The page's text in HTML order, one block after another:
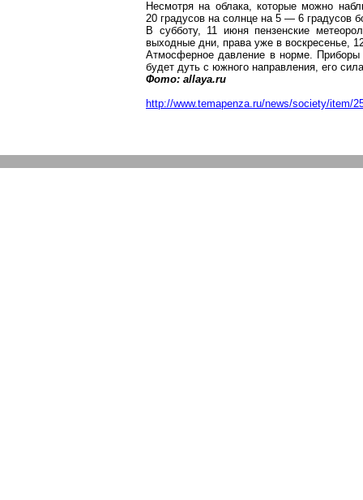
Несмотря на облака, которые можно
20 градусов на солнце на 5 — 6 градусов
В субботу, 11 июня пензенские
выходные дни, права уже в воскресенье,
Атмосферное давление в норме.
будет дуть с южного направления, его
Фото: allaya.ru
http://www.temapenza.ru/news/society/item/